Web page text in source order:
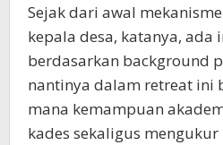
Sejak dari awal
kepala desa, katanya, ada
berdasarkan background
nantinya dalam retreat ini
mana kemampuan
kades sekaligus